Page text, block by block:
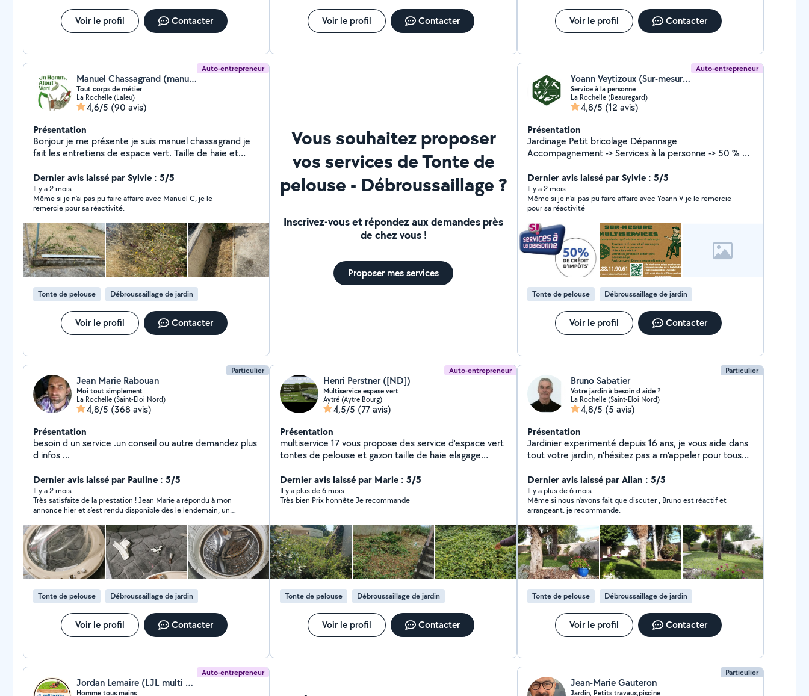
Voir le profil Contacter Voir le profil Contacter Voir le profil Contacter
Auto-entrepreneur
Manuel Chassagrand (manuel chassagrand)
Tout corps de métier
La Rochelle (Laleu)
4,6/5 (90 avis)
Présentation
Bonjour je me présente je suis manuel chassagrand je
fait les entretiens de espace vert. Taille de haie et
désherbage Évacuation de déchets verts je fait aussi
de l'élagage Et je peux vous aider éventuellement dans
vos déménagement et je pratique la démolition
Intérieur extérieur avec évacuation grava Je pratique
aussi les peintures intérieures extérieures merci
Dernier avis laissé par Sylvie : 5/5
Il y a 2 mois
Même si je n'ai pas pu faire affaire avec Manuel C, je le
remercie pour sa réactivité.
Tonte de pelouse Débroussaillage de jardin
Voir le profil Contacter
Vous souhaitez proposer
vos services de Tonte de
pelouse - Débroussaillage ?
Inscrivez-vous et répondez aux demandes près
de chez vous !
Proposer mes services
Auto-entrepreneur
Yoann Veytizoux (Sur-mesure-multiservices)
Service à la personne
La Rochelle (Beauregard)
4,8/5 (12 avis)
Présentation
Jardinage Petit bricolage Dépannage
Accompagnement -> Services à la personne -> 50 % de
Dernier avis laissé par Sylvie : 5/5
Il y a 2 mois
Même si je n'ai pas pu faire affaire avec Yoann V je le remercie
pour sa réactivité
Tonte de pelouse Débroussaillage de jardin
Voir le profil Contacter
Particulier
Jean Marie Rabouan
Moi tout simplement
La Rochelle (Saint-Eloi Nord)
4,8/5 (368 avis)
Présentation
besoin d un service .un conseil ou autre demandez plus
d infos ...
Dernier avis laissé par Pauline : 5/5
Il y a 2 mois
Très satisfaite de la prestation ! Jean Marie a répondu à mon
annonce hier et s’est rendu disponible dès le lendemain, un
souriant. Je le recommande vivement sans hésiter ! Merci
encore pour votre disponibilité et votre sérieux. 😊
Tonte de pelouse Débroussaillage de jardin
Voir le profil Contacter
Auto-entrepreneur
Henri Perstner ([ND])
Multiservice espase vert
Aytré (Aytre Bourg)
4,5/5 (77 avis)
Présentation
multiservice 17 vous propose des service d'espace vert
tontes de pelouse et gazon taille de haie elagage
également du de nettoyage de fin chantier
Dernier avis laissé par Marie : 5/5
Il y a plus de 6 mois
Très bien Prix honnête Je recommande
Tonte de pelouse Débroussaillage de jardin
Voir le profil Contacter
Particulier
Bruno Sabatier
Votre jardin à besoin d aide ?
La Rochelle (Saint-Eloi Nord)
4,8/5 (5 avis)
Présentation
Jardinier experimenté depuis 16 ans, je vous aide dans
tout votre jardin, n'hésitez pas a m'appeler pour tous
gratuit chez vous ! A Bientôt Bruno Sabatier
Dernier avis laissé par Allan : 5/5
Il y a plus de 6 mois
Même si nous n'avons fait que discuter , Bruno est réactif et
arrangeant. je recommande.
Tonte de pelouse Débroussaillage de jardin
Voir le profil Contacter
Auto-entrepreneur
Jordan Lemaire (LJL multi service)
Homme tous mains
Particulier
Jean-Marie Gauteron
Jardin, Petits travaux,piscine